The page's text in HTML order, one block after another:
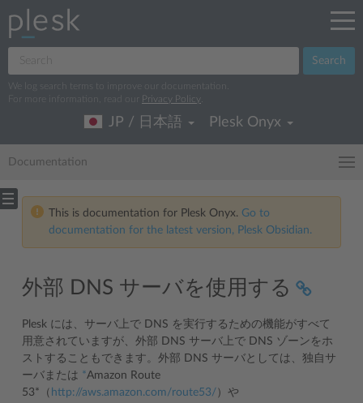
Search
We log search terms to improve our documentation.
For more information, read our
Privacy Policy
JP / 日本語 Plesk Onyx
Documentation
This is documentation for Plesk Onyx. Go to
documentation for the latest version, Plesk Obsidian.
外部 DNS サーバを使用する
Plesk には、サーバ上で DNS を実行するための機能がすべて
用意されていますが、外部 DNS サーバ上で DNS ゾーンをホ
ストすることもできます。外部 DNS サーバとしては、独自サ
ーバまたは *Amazon Route
53*（ http://aws.amazon.com/route53/ ）や